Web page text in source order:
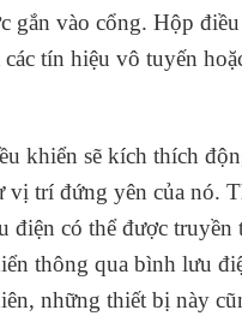
gắn vào cổng. Hộp
các tín hiệu vô tuyến
khiển sẽ kích thích
vị trí đứng yên của nó.
điện có thể được truyền
thông qua bình lưu
những thiết bị này